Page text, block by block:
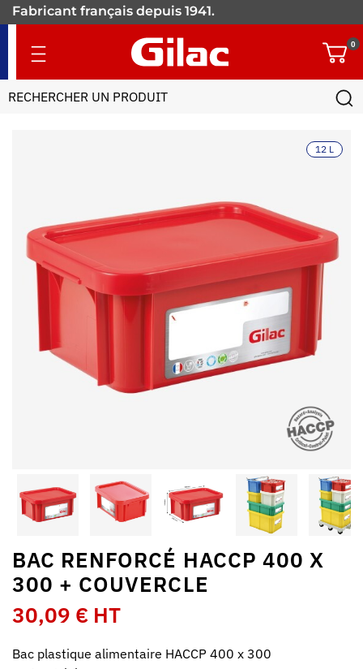
12 L
BAC RENFORCÉ HACCP 400 X
300 + COUVERCLE
30,09 € HT
Bac plastique alimentaire HACCP 400 x 300
Fabricant français depuis 1941.
+900 références pour les
pros.
0